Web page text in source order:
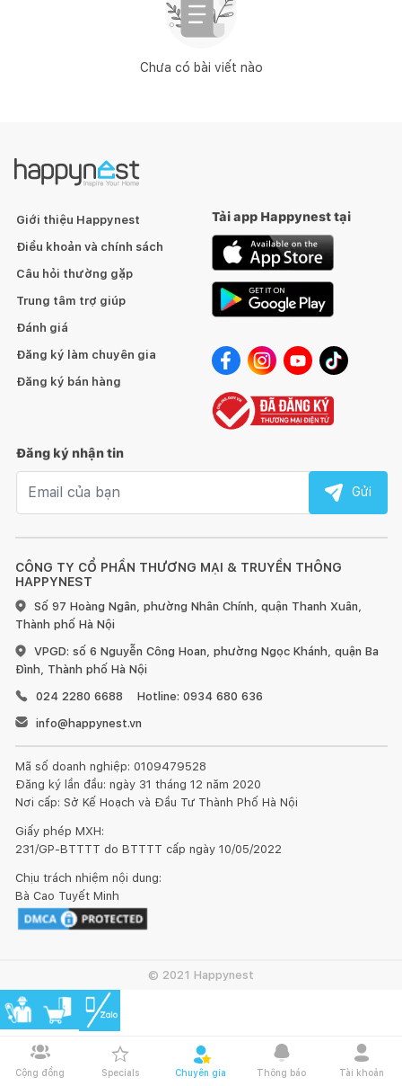
Cộng đồng Specials Chuyên gia Thông báo Tài khoản
Chưa có bài viết nào
CÔNG TY CỔ PHẦN THƯƠNG MẠI & TRUYỀN THÔNG
HAPPYNEST
Số 97 Hoàng Ngân, phường Nhân Chính, quận Thanh Xuân,
Thành phố Hà Nội
VPGD: số 6 Nguyễn Công Hoan, phường Ngọc Khánh, quận Ba
Đình, Thành phố Hà Nội
024 2280 6688
Hotline: 0934 680 636
info@happynest.vn
Mã số doanh nghiệp: 0109479528
Đăng ký lần đầu: ngày 31 tháng 12 năm 2020
Nơi cấp: Sở Kế Hoạch và Đầu Tư Thành Phố Hà Nội
Giấy phép MXH:
231/GP-BTTTT do BTTTT cấp ngày 10/05/2022
Chịu trách nhiệm nội dung:
Bà Cao Tuyết Minh
Giới thiệu Happynest
Điều khoản và chính sách
Câu hỏi thường gặp
Trung tâm trợ giúp
Đánh giá
Đăng ký làm chuyên gia
Đăng ký bán hàng
Tải app Happynest tại
Đăng ký nhận tin
Gửi
© 2021 Happynest